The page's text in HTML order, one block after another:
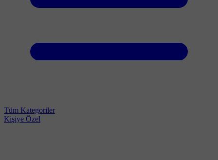
Tüm Kategoriler
Kişiye Özel